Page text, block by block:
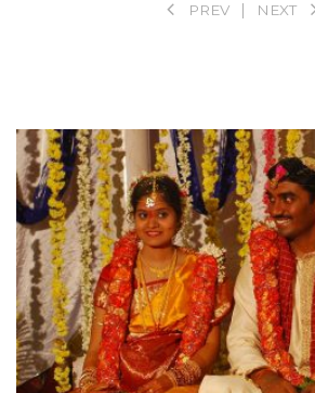
PREV NEXT